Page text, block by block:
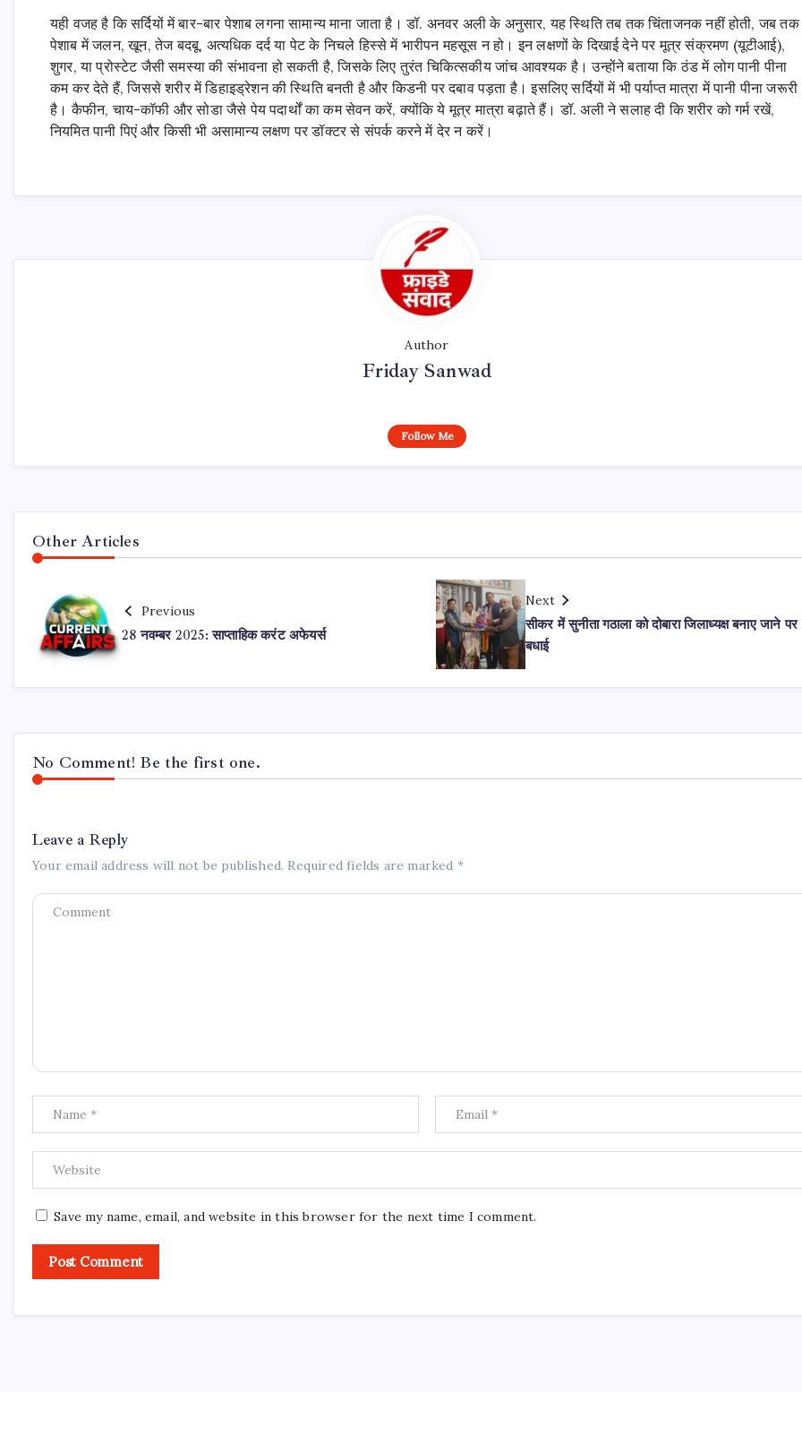
यही वजह है कि सर्दियों में बार-बार पेशाब लगना सामान्य माना जाता है। डॉ. अनवर अली के अनुसार, यह स्थिति तब तक चिंताजनक नहीं होती, जब तक
पेशाब में जलन, खून, तेज बदबू, अत्यधिक दर्द या पेट के निचले हिस्से में भारीपन महसूस न हो। इन लक्षणों के दिखाई देने पर मूत्र संक्रमण (यूटीआई),
शुगर, या प्रोस्टेट जैसी समस्या की संभावना हो सकती है, जिसके लिए तुरंत चिकित्सकीय जांच आवश्यक है। उन्होंने बताया कि ठंड में लोग पानी पीना
कम कर देते हैं, जिससे शरीर में डिहाइड्रेशन की स्थिति बनती है और किडनी पर दबाव पड़ता है। इसलिए सर्दियों में भी पर्याप्त मात्रा में पानी पीना जरूरी
है। कैफीन, चाय-कॉफी और सोडा जैसे पेय पदार्थों का कम सेवन करें, क्योंकि ये मूत्र मात्रा बढ़ाते हैं। डॉ. अली ने सलाह दी कि शरीर को गर्म रखें,
नियमित पानी पिएं और किसी भी असामान्य लक्षण पर डॉक्टर से संपर्क करने में देर न करें।
Author
Friday Sanwad
Follow Me
Other Articles
Previous
28 नवम्बर 2025: साप्ताहिक करंट अफेयर्स
Next
सीकर में सुनीता गठाला को दोबारा जिलाध्यक्ष बनाए जाने पर
बधाई
No Comment! Be the first one.
Leave a Reply
Your email address will not be published. Required fields are marked *
Save my name, email, and website in this browser for the next time I comment.